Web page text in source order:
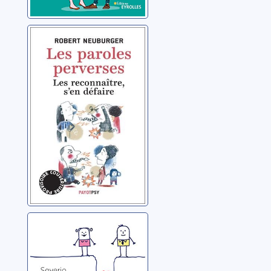
Les paroles
perverses: les
reconnaître, s'en
défaire
Neuburger, Robert
Les amours
impossibles:
accepter d'aimer